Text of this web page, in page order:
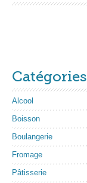
Catégories
Alcool
Boisson
Boulangerie
Fromage
Pâtisserie